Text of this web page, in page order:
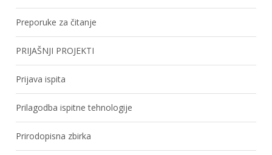
Preporuke za čitanje
PRIJAŠNJI PROJEKTI
Prijava ispita
Prilagodba ispitne tehnologije
Prirodopisna zbirka